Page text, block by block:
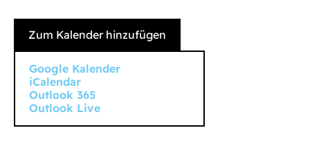
Zum Kalender hinzufügen
Google Kalender
iCalendar
Outlook 365
Outlook Live